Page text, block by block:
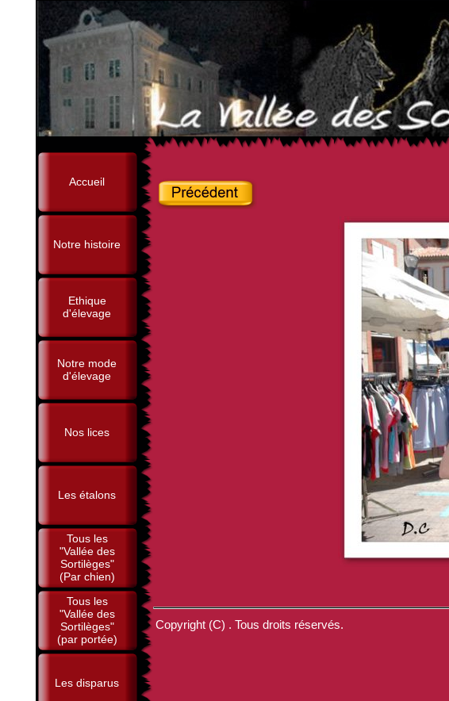
Accueil
Notre histoire
Ethique
d'élevage
Notre mode
d'élevage
Nos lices
Les étalons
Tous les
"Vallée des
Sortilèges"
(Par chien)
Tous les
"Vallée des
Sortilèges"
(par portée)
Les disparus
Copyright (C) . Tous droits réservés.